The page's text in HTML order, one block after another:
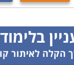
לימוד, תלוי
וכמות
לימודי ניהול
הקלה לאיתור